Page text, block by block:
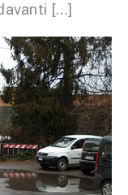
[…]